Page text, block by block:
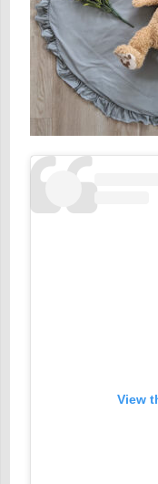
View